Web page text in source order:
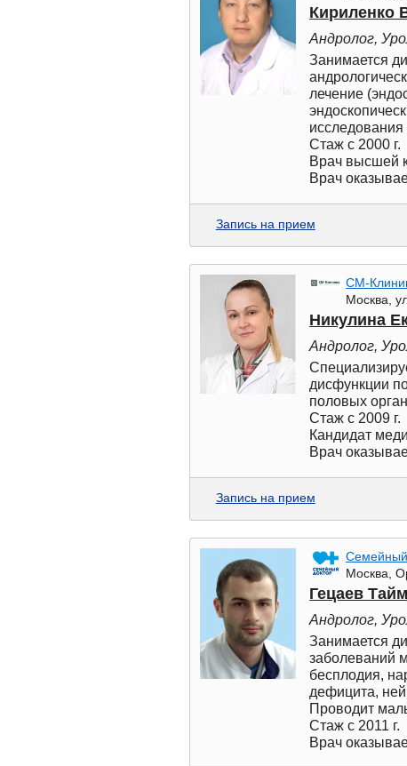
Кириленко
Андролог,
Занимается
лечение
исследования
Стаж с 2000 г.
Врач высшей
Врач
Запись на прием
СМ-
Москва,
Никулина
Андролог,
дисфункции
половых
Стаж с 2009 г.
Кандидат
Врач
Запись на прием
Москва,
Гецаев
Андролог,
Занимается
заболеваний
бесплодия,
дефицита,
Проводит
Стаж с 2011 г.
Врач